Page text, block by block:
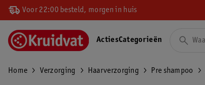
Voor 22:00 besteld, morgen in huis
ActiesCategorieën
Home Verzorging Haarverzorging Pre shampoo